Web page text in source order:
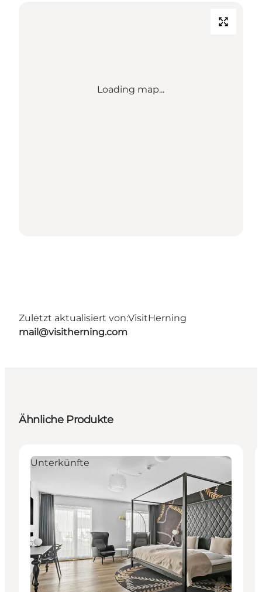
Loading map...
Zuletzt aktualisiert von:VisitHerning
mail@visitherning.com
Ähnliche Produkte
Unterkünfte